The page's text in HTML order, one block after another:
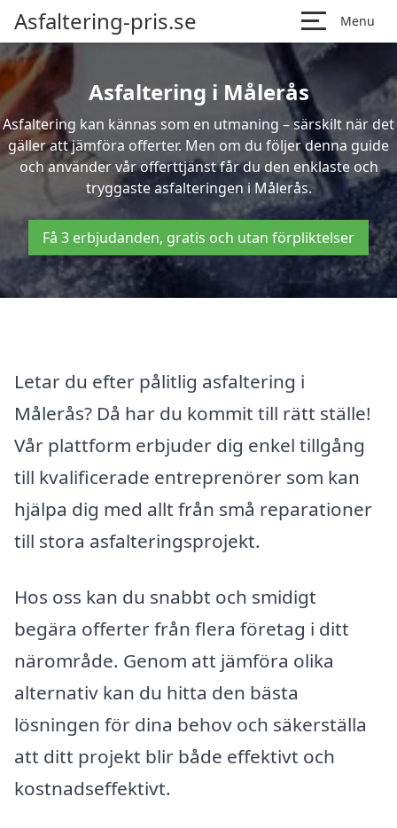
Asfaltering-pris.se Menu
Asfaltering i Målerås
Asfaltering kan kännas som en utmaning – särskilt när det
gäller att jämföra offerter. Men om du följer denna guide
och använder vår offerttjänst får du den enklaste och
tryggaste asfalteringen i Målerås.
Få 3 erbjudanden, gratis och utan förpliktelser
Letar du efter pålitlig asfaltering i
Målerås? Då har du kommit till rätt ställe!
Vår plattform erbjuder dig enkel tillgång
till kvalificerade entreprenörer som kan
hjälpa dig med allt från små reparationer
till stora asfalteringsprojekt.
Hos oss kan du snabbt och smidigt
begära offerter från flera företag i ditt
närområde. Genom att jämföra olika
alternativ kan du hitta den bästa
lösningen för dina behov och säkerställa
att ditt projekt blir både effektivt och
kostnadseffektivt.